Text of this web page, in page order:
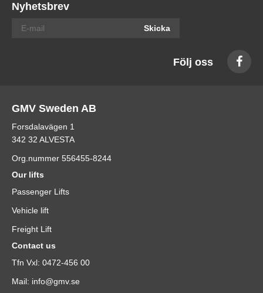
Nyhetsbrev
Skicka
Följ oss
GMV Sweden AB
Forsdalavägen 1
342 32 ALVESTA
Org.nummer 556455-8244
Our lifts
Passenger Lifts
Vehicle lift
Freight Lift
Contact us
Tfn Vxl: 0472-456 00
Mail: info@gmv.se